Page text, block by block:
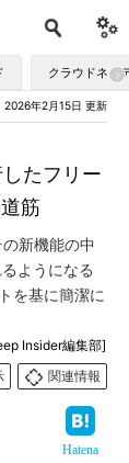
クラウドネイ
2026年2月15日 更新
たフリー
筋
新機能の中
ようになる
を基に簡潔に
Insider編集部]
関連情報
Hatena